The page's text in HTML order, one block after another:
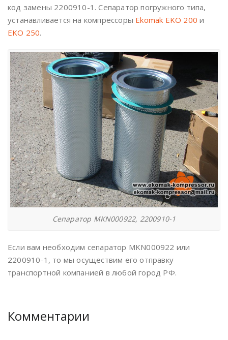
код замены 2200910-1. Сепаратор погружного типа,
устанавливается на компрессоры Ekomak EKO 200 и
EKO 250.
Сепаратор MKN000922, 2200910-1
Если вам необходим сепаратор MKN000922 или
2200910-1, то мы осуществим его отправку
транспортной компанией в любой город РФ.
Комментарии